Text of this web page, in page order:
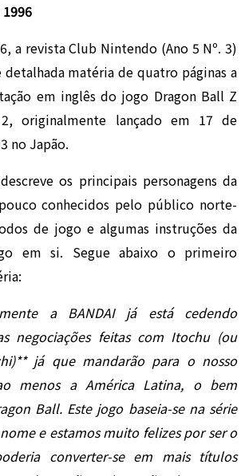
a revista Club Nintendo (Ano 5 Nº. 3)
detalhada matéria de quatro páginas a
em inglês do jogo Dragon Ball Z
originalmente lançado em 17 de
no Japão.
os principais personagens da
conhecidos pelo público norte-
de jogo e algumas instruções da
em si. Segue abaixo o primeiro
a BANDAI já está cedendo
negociações feitas com Itochu (ou
já que mandarão para o nosso
menos a América Latina, o bem
Ball. Este jogo baseia-se na série
e estamos muito felizes por ser o
converter-se em mais títulos